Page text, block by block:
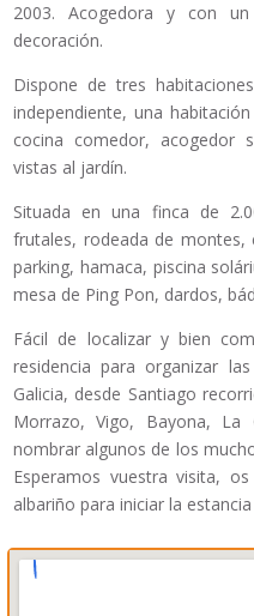
2003. Acogedora y con
decoración.
Dispone de tres
independiente, una
cocina comedor, acogedor
vistas al jardín.
Situada en una finca de
frutales, rodeada de
parking, hamaca, piscina
mesa de Ping Pon, dardos,
Fácil de localizar y bien
residencia para organizar
Galicia, desde Santiago
Morrazo, Vigo, Bayona, La
nombrar algunos de los
Esperamos vuestra visita,
albariño para iniciar la